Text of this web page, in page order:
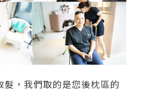
髮，我們取的是您後枕區的